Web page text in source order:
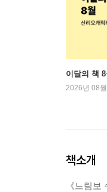
이달의 책
2026년 08
책소개
《느림